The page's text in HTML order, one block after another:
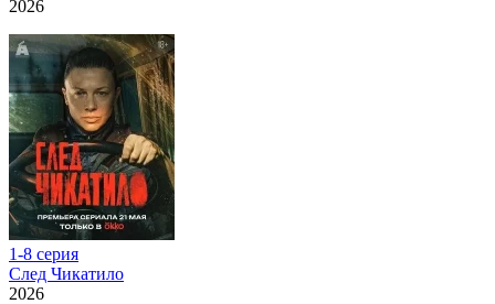
2026
1-8 серия
След Чикатило
2026